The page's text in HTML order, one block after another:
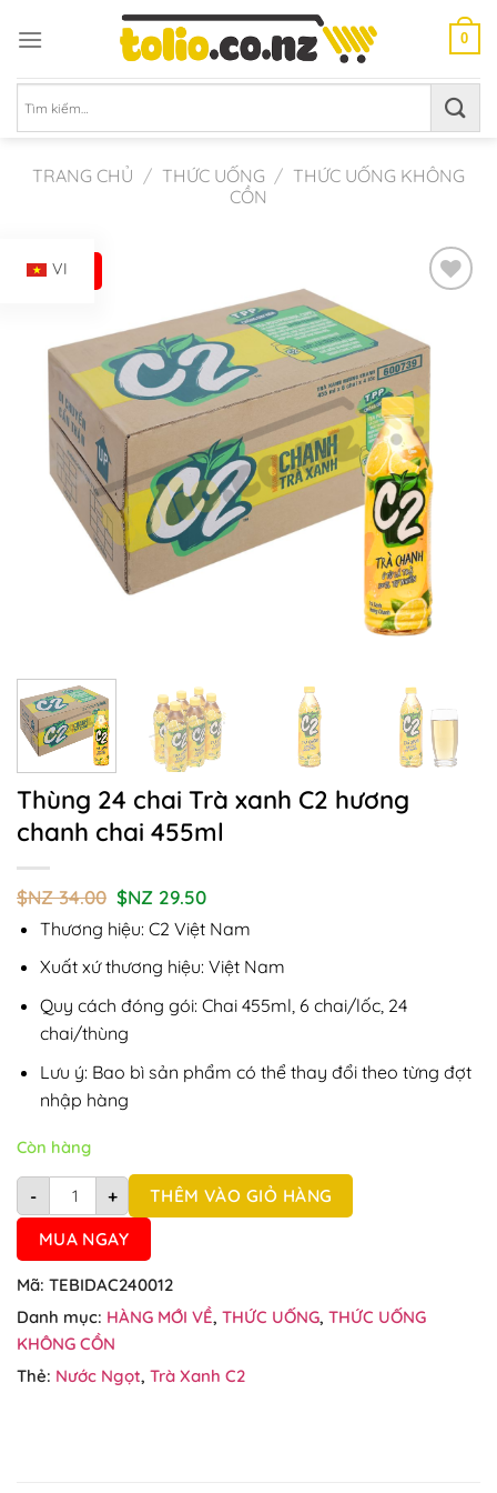
đến
0
kiếm:
TRANG CHỦ / THỨC UỐNG / THỨC UỐNG KHÔNG
CỒN
-13%
Wishlist
Thùng 24 chai Trà xanh C2 hương
chanh chai 455ml
$NZ34.00 Giá
gốc
là:
34.00.
$NZ 29.50Giá
tại
$NZ
29.50.
Thương hiệu: C2 Việt Nam
Xuất xứ thương hiệu: Việt Nam
Quy cách đóng gói: Chai 455ml, 6 chai/lốc, 24
chai/thùng
Lưu ý: Bao bì sản phẩm có thể thay đổi theo từng đợt
nhập hàng
Còn hàng
-
Thùng 24 chai Trà xanh C2 hương chanh chai 455ml số lượng
+
THÊM VÀO GIỎ HÀNG
MUA NGAY
Mã: TEBIDAC240012
Danh mục: HÀNG MỚI VỀ, THỨC UỐNG, THỨC UỐNG
KHÔNG CỒN
Thẻ: Nước Ngọt, Trà Xanh C2
VI